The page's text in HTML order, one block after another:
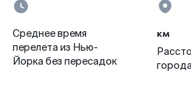
Среднее время
перелета из Нью-
Йорка без пересадок
км